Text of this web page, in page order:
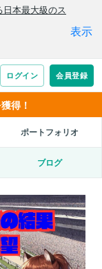
得！
ポートフォリオ
ブログ